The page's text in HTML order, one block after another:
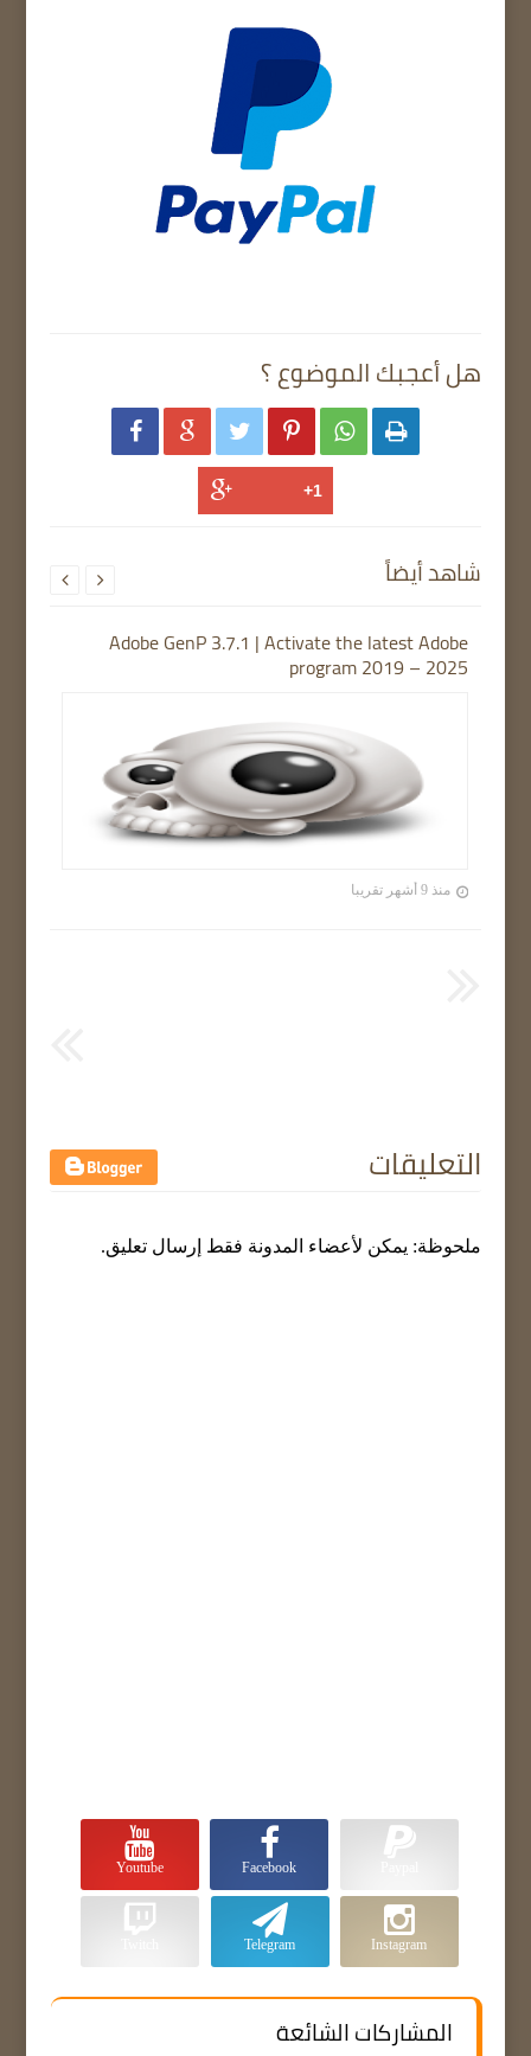
هل أعجبك الموضوع ؟
     
شاهد أيضاً
Adobe GenP 3.7.1 | Activate the latest Adobe
program 2019 – 2025
منذ 9 أشهر تقريبا
 
التعليقات
ملحوظة: يمكن لأعضاء المدونة فقط إرسال تعليق.
Facebook
Youtube
Instagram
Telegram
المشاركات الشائعة